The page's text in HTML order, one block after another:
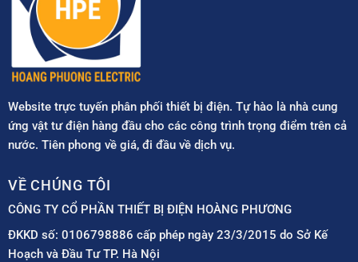
Website trực tuyến phân phối thiết bị điện. Tự hào là nhà cung
ứng vật tư điện hàng đầu cho các công trình trọng điểm trên cả
nước. Tiên phong về giá, đi đầu về dịch vụ.
VỀ CHÚNG TÔI
CÔNG TY CỔ PHẦN THIẾT BỊ ĐIỆN HOÀNG PHƯƠNG
ĐKKD số: 0106798886 cấp phép ngày 23/3/2015 do Sở Kế
Hoạch và Đầu Tư TP. Hà Nội